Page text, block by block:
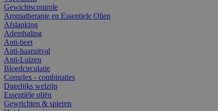
Gewichtscontrole
Aromatherapie en Essentiele Olien
Afslanking
Ademhaling
Anti-beet
Anti-haaruitval
Anti-Luizen
Bloedcirculatie
Complex - combinaties
Dagelijks welzijn
Essentiële oliën
Gewrichten & spieren